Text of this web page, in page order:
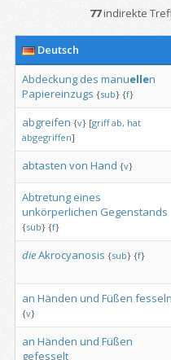
77indirekte
Deutsch
Abdeckung des manuellen
Papiereinzugs {sub} {f}
abgreifen {v} [griff ab, hat
abgegriffen]
abtasten von Hand {v}
Abtretung eines
unkörperlichen Gegenstands
{sub} {f}
dieAkrocyanosis {sub} {f}
an Händen und Füßen fesseln
{v}
an Händen und Füßen
gefesselt